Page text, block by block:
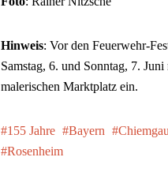
Hinweis: Vor den Feuerwehr-
Samstag, 6. und Sonntag, 7.
malerischen Marktplatz ein.
155 Jahre Bayern Chiemgau
Rosenheim